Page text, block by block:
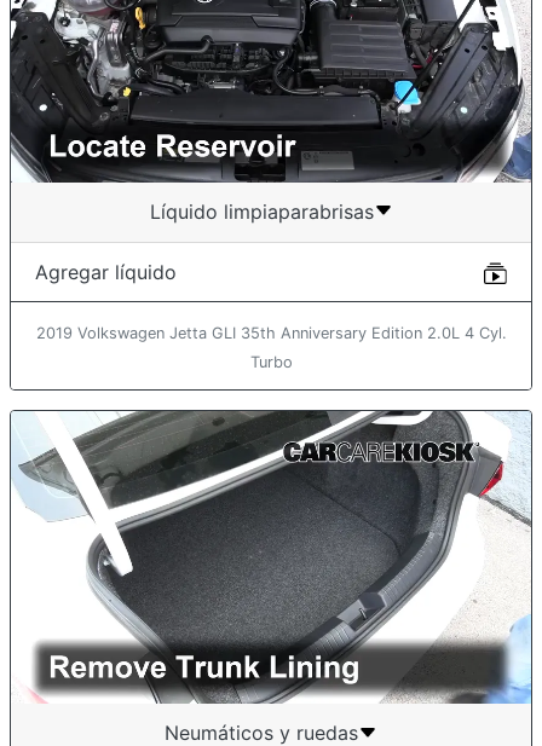
Líquido limpiaparabrisas
Agregar líquido
2019 Volkswagen Jetta GLI 35th Anniversary Edition 2.0L 4 Cyl.
Turbo
Neumáticos y ruedas